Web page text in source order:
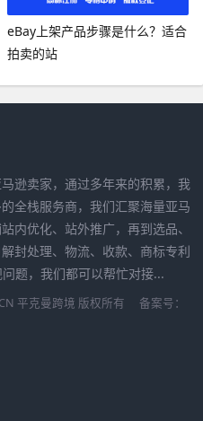
eBay上架产品步骤是什么？适合
拍卖的站
逊卖家，通过多年来的积累，我
全栈服务商，我们汇聚海量亚马
内优化、站外推广，再到选品、
封处理、物流、收款、商标专利
问题，我们都可以帮忙对接...
平克曼跨境 版权所有
备案号：